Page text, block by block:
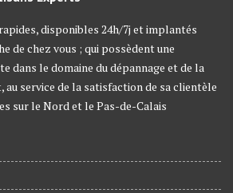
disponibles 24h/7j et implantés
de chez vous ; qui possèdent une
dans le domaine du dépannage et de la
au service de la satisfaction de sa clientèle
sur le Nord et le Pas-de-Calais